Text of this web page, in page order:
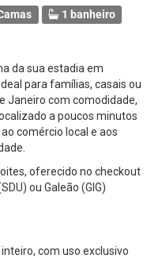
1 banheiro
da sua estadia em
para famílias, casais ou
Janeiro com comodidade,
a poucos minutos
comércio local e aos
oferecido no checkout
ou Galeão (GIG)
com uso exclusivo